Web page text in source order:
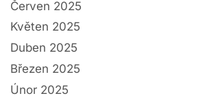
Červen 2025
Květen 2025
Duben 2025
Březen 2025
Únor 2025